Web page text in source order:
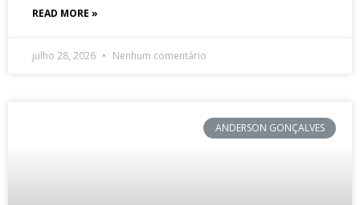
READ MORE »
julho 28, 2026 Nenhum comentário
ANDERSON GONÇALVES